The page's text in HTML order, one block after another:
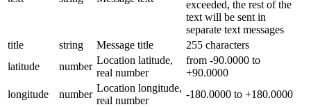
exceeded, the rest of the
text will be sent in
separate text messages
title
string Message title
255 characters
latitude
number
Location latitude,
real number
from -90.0000 to
+90.0000
longitude
number
Location longitude,
real number
-180.0000 to +180.0000